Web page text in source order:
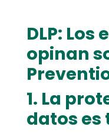
DLP: Los
opinan
1. La
datos es